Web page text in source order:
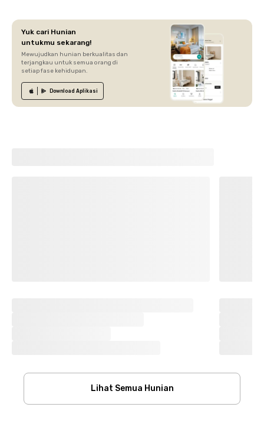
Yuk cari Hunian
untukmu sekarang!
Mewujudkan hunian berkualitas dan
terjangkau untuk semua orang di
setiap fase kehidupan.
Download Aplikasi
Lihat Semua Hunian